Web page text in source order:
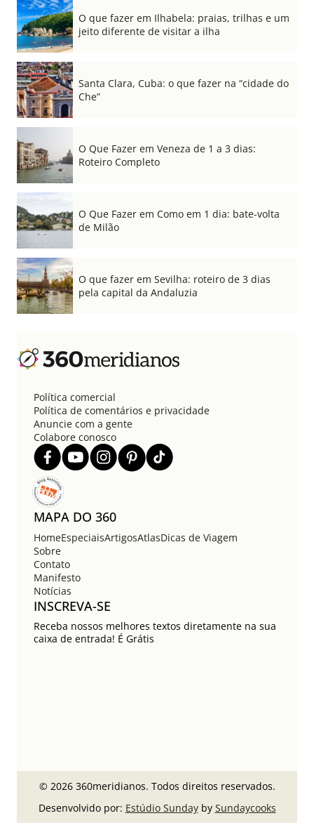
O que fazer em Ilhabela: praias, trilhas e um
jeito diferente de visitar a ilha
Santa Clara, Cuba: o que fazer na “cidade do
Che”
O Que Fazer em Veneza de 1 a 3 dias:
Roteiro Completo
O Que Fazer em Como em 1 dia: bate-volta
de Milão
O que fazer em Sevilha: roteiro de 3 dias
pela capital da Andaluzia
Política comercial
Política de comentários e privacidade
Anuncie com a gente
Colabore conosco
MAPA DO 360
HomeEspeciaisArtigosAtlasDicas de Viagem
Sobre
Contato
Manifesto
Notícias
INSCREVA-SE
Receba nossos melhores textos diretamente na sua
caixa de entrada! É Grátis
© 2026 360meridianos. Todos direitos reservados.
Desenvolvido por: Estúdio Sundayby Sundaycooks